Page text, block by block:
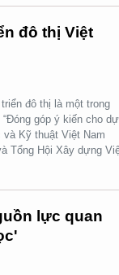
đô thị Việt
đô thị là một trong
góp ý kiến cho dự
và Kỹ thuật Việt Nam
Tổng Hội Xây dựng
lực quan